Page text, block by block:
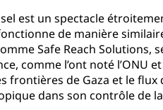
est un spectacle
de manière
Safe Reach
comme l’ont noté
frontières de Gaza et le
dans son contrôle de